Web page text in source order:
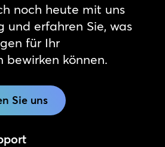
noch heute mit uns
und erfahren Sie, was
für Ihr
bewirken können.
Sie uns